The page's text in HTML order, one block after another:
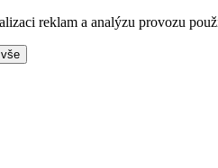
reklam a analýzu provozu